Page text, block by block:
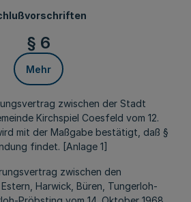
§ 6
Mehr
zwischen der Stadt
Kirchspiel Coesfeld vom 12.
mit der Maßgabe bestätigt, daß §
findet. [Anlage 1]
zwischen den
Harwick, Büren, Tungerloh-